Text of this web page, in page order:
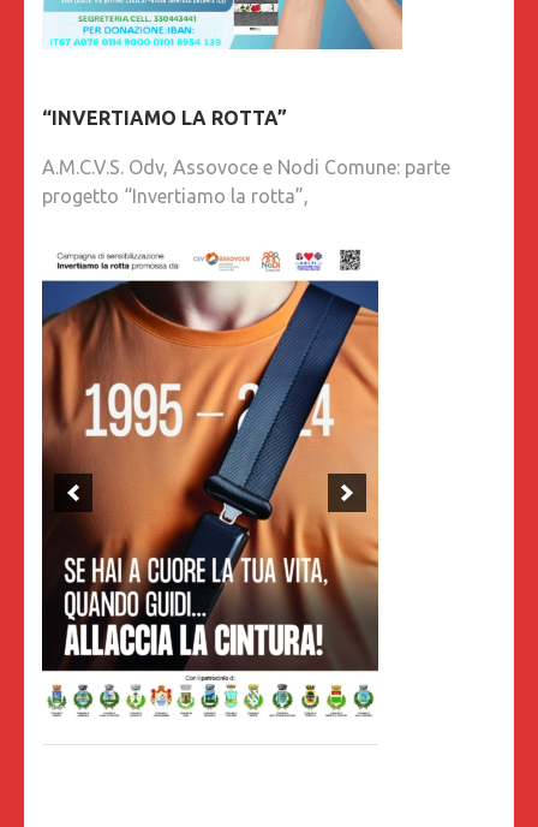
“INVERTIAMO LA ROTTA”
A.M.C.V.S. Odv, Assovoce e Nodi Comune: parte
progetto “Invertiamo la rotta”,